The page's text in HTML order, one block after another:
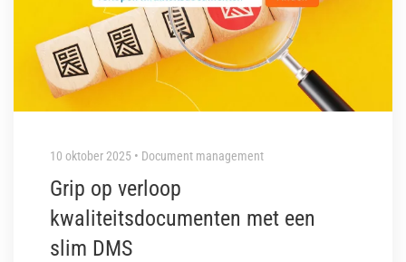
10 oktober 2025 • Document management
Grip op verloop
kwaliteitsdocumenten met een
slim DMS